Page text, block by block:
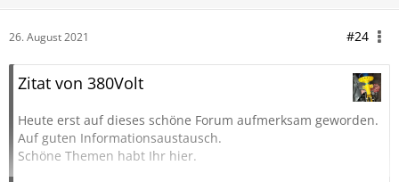
26. August 2021 #24
Zitat von 380Volt
Heute erst auf dieses schöne Forum aufmerksam geworden.
Auf guten Informationsaustausch.
Schöne Themen habt Ihr hier.